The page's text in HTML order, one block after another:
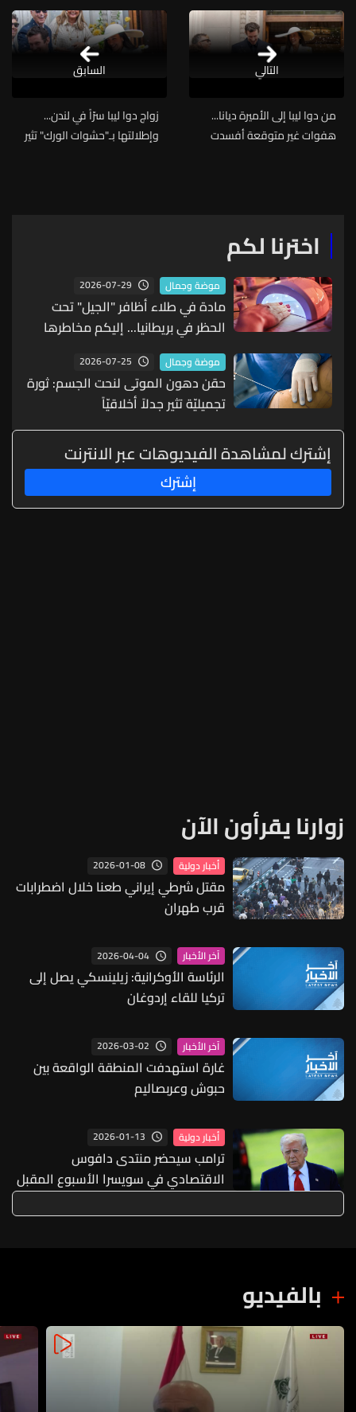
التالي
من دوا ليبا إلى الأميرة ديانا...
هفوات غير متوقعة أفسدت
زواج دوا ليبا سرّاً في لندن...
وإطلالتها بـ"حشوات الورك" تثير
السابق
اخترنا لكم
موضة وجمال 2026-07-29
مادة في طلاء أظافر "الجيل" تحت
الحظر في بريطانيا... إليكم مخاطرها
الصحية
موضة وجمال 2026-07-25
حقن دهون الموتى لنحت الجسم: ثورة
تجميليّة تثير جدلاً أخلاقيّاً
إشترك لمشاهدة الفيديوهات عبر الانترنت
إشترك
زوارنا يقرأون الآن
أخبار دولية 2026-01-08
مقتل شرطي إيراني طعنا خلال اضطرابات
قرب طهران
آخر الأخبار 2026-04-04
الرئاسة الأوكرانية: زيلينسكي يصل إلى
تركيا للقاء إردوغان
آخر الأخبار 2026-03-02
غارة استهدفت المنطقة الواقعة بين
حبوش وعربصاليم
أخبار دولية 2026-01-13
ترامب سيحضر منتدى دافوس
الاقتصادي في سويسرا الأسبوع المقبل
بالفيديو